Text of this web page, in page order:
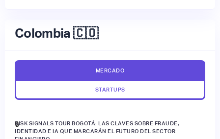
Colombia 🇨🇴
MERCADO
STARTUPS
RISK SIGNALS TOUR BOGOTÁ: LAS CLAVES SOBRE FRAUDE,
IDENTIDAD E IA QUE MARCARÁN EL FUTURO DEL SECTOR
🔒